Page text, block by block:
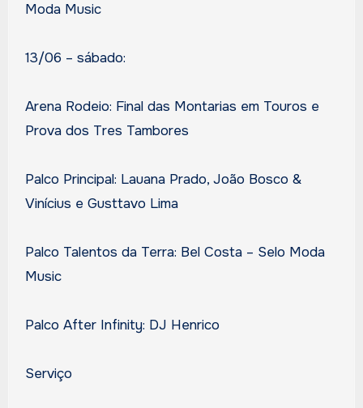
Moda Music
13/06 – sábado:
Arena Rodeio: Final das Montarias em Touros e
Prova dos Tres Tambores
Palco Principal: Lauana Prado, João Bosco &
Vinícius e Gusttavo Lima
Palco Talentos da Terra: Bel Costa – Selo Moda
Music
Palco After Infinity: DJ Henrico
Serviço